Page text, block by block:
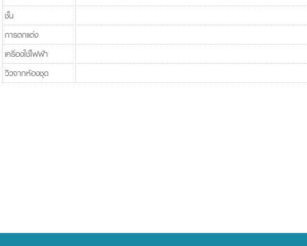
ชั้น
การตกแต่ง
เครื่องใช้ไฟฟ้า
วิวจากห้องชุด